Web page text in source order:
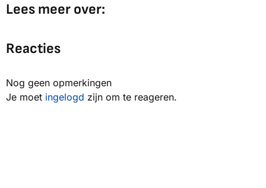
Lees meer over:
Reacties
Nog geen opmerkingen
Je moet ingelogd zijn om te reageren.